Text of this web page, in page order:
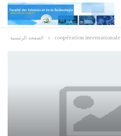
الصفحة الرئيسية coopération internationale